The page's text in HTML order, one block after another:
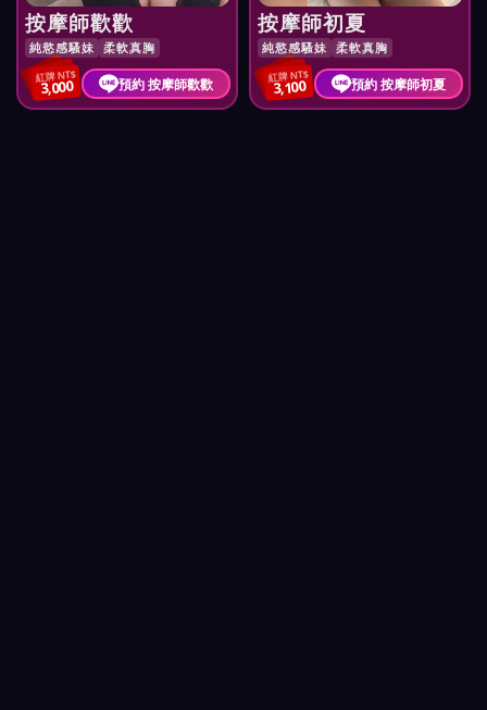
按摩師歡歡
純慾感騷妹 柔軟真胸
紅牌 NT$
3,000 預約 按摩師歡歡
按摩師初夏
純慾感騷妹 柔軟真胸
紅牌 NT$
3,100 預約 按摩師初夏